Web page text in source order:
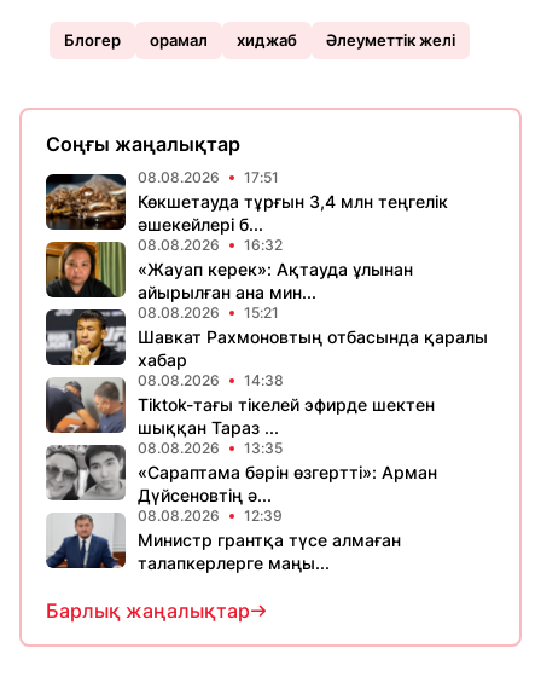
Блогер орамал хиджаб Әлеуметтік желі
Соңғы жаңалықтар
08.08.2026 17:51
Көкшетауда тұрғын 3,4 млн теңгелік
әшекейлері б...
08.08.2026 16:32
«Жауап керек»: Ақтауда ұлынан
айырылған ана мин...
08.08.2026 15:21
Шавкат Рахмоновтың отбасында қаралы
хабар
08.08.2026 14:38
Tiktok-тағы тікелей эфирде шектен
шыққан Тараз ...
08.08.2026 13:35
«Сараптама бәрін өзгертті»: Арман
Дүйсеновтің ә...
08.08.2026 12:39
Министр грантқа түсе алмаған
талапкерлерге маңы...
Барлық жаңалықтар